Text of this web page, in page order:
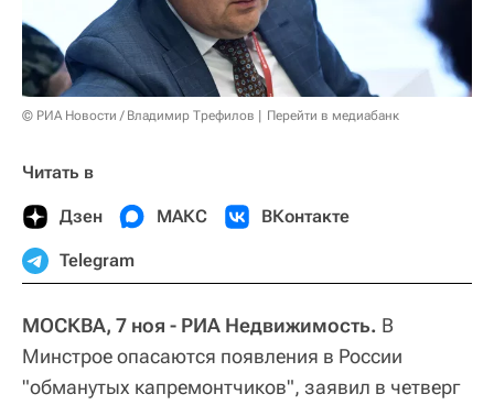
© РИА Новости / Владимир Трефилов Перейти в медиабанк
Читать в
Дзен МАКС ВКонтакте
Telegram
МОСКВА, 7 ноя - РИА Недвижимость. В
Минстрое опасаются появления в России
"обманутых капремонтчиков", заявил в четверг